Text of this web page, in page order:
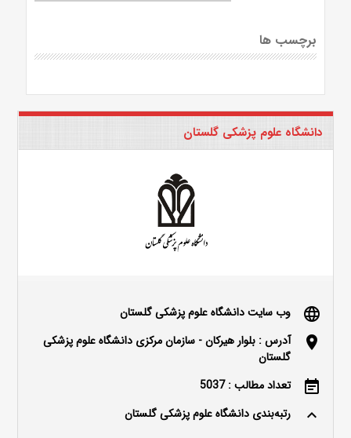
برچسب ها
دانشگاه علوم پزشکی گلستان
language وب سایت دانشگاه علوم پزشکی گلستان
location_on
آدرس : بلوار هیرکان - سازمان مرکزی دانشگاه علوم پزشکی
گلستان
event_note تعداد مطالب : 5037
keyboard_arrow_up رتبه‌بندی دانشگاه علوم پزشکی گلستان